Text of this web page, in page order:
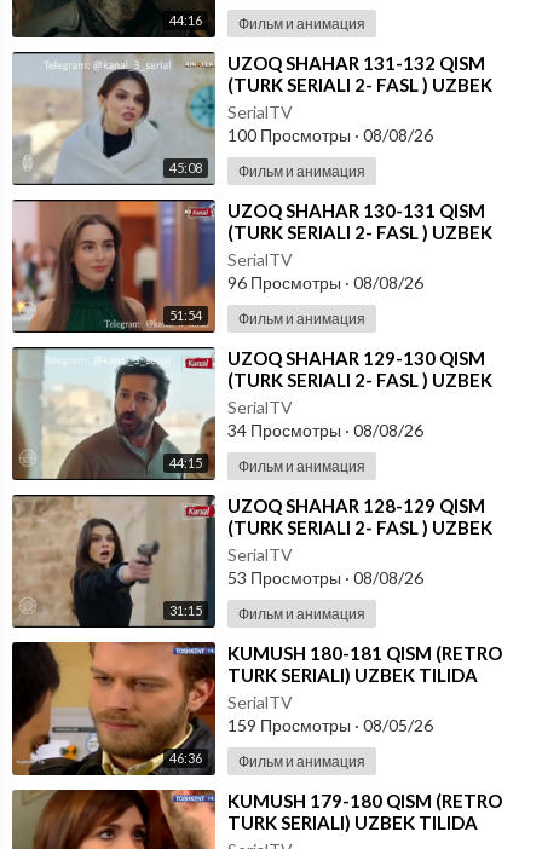
44:16 Фильм и анимация
45:08
⁣UZOQ SHAHAR 131-132 QISM
(TURK SERIALI 2- FASL ) UZBEK
TILIDA
SerialTV
100 Просмотры · 08/08/26
Фильм и анимация
51:54
⁣UZOQ SHAHAR 130-131 QISM
(TURK SERIALI 2- FASL ) UZBEK
TILIDA
SerialTV
96 Просмотры · 08/08/26
Фильм и анимация
44:15
⁣UZOQ SHAHAR 129-130 QISM
(TURK SERIALI 2- FASL ) UZBEK
TILIDA
SerialTV
34 Просмотры · 08/08/26
Фильм и анимация
31:15
⁣UZOQ SHAHAR 128-129 QISM
(TURK SERIALI 2- FASL ) UZBEK
TILIDA
SerialTV
53 Просмотры · 08/08/26
Фильм и анимация
46:36
⁣KUMUSH 180-181 QISM (RETRO
TURK SERIALI) UZBEK TILIDA
SerialTV
159 Просмотры · 08/05/26
Фильм и анимация
⁣KUMUSH 179-180 QISM (RETRO
TURK SERIALI) UZBEK TILIDA